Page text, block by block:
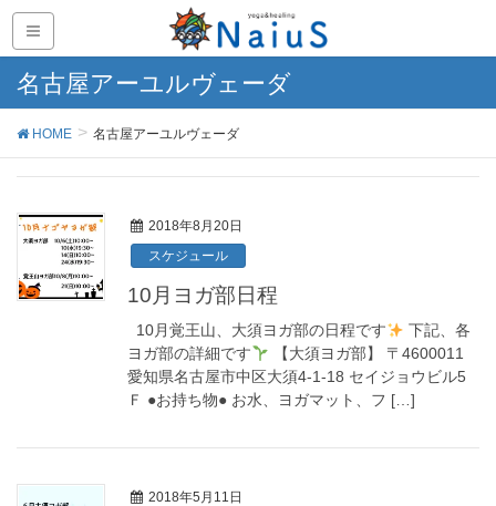
名古屋アーユルヴェーダ
HOME 名古屋アーユルヴェーダ
2018年8月20日
スケジュール
10月ヨガ部日程
10月覚王山、大須ヨガ部の日程です
下記、各
ヨガ部の詳細です
【大須ヨガ部】 〒4600011
愛知県名古屋市中区大須4-1-18 セイジョウビル5
Ｆ ●お持ち物● お水、ヨガマット、フ […]
2018年5月11日